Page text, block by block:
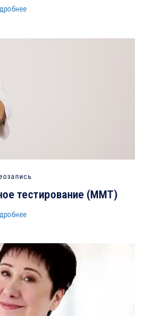
тестирование (ММТ)